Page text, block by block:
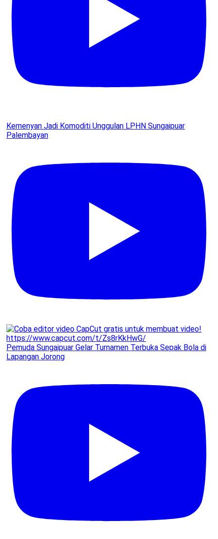
Kemenyan Jadi Komoditi Unggulan LPHN Sungaipuar
Palembayan
Pemuda Sungaipuar Gelar Turnamen Terbuka Sepak Bola di
Lapangan Jorong